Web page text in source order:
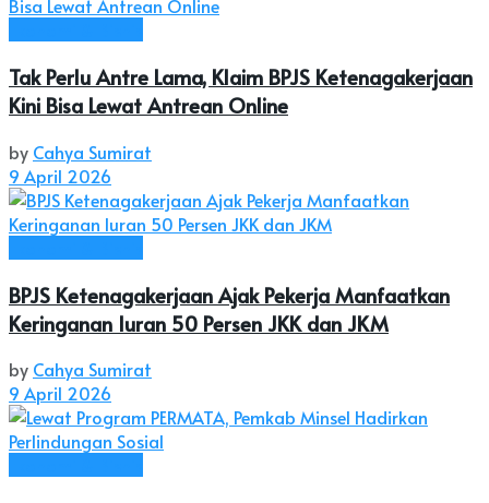
Tak Perlu Antre Lama, Klaim BPJS Ketenagakerjaan
Kini Bisa Lewat Antrean Online
by Cahya Sumirat
9 April 2026
BPJS Ketenagakerjaan Ajak Pekerja Manfaatkan
Keringanan Iuran 50 Persen JKK dan JKM
by Cahya Sumirat
9 April 2026